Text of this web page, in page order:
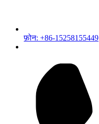
फ़ोन: +86-15258155449